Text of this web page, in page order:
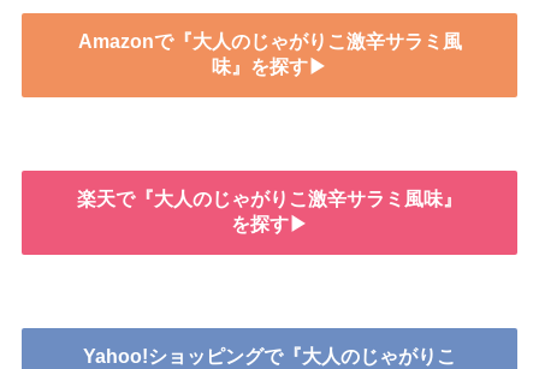
Amazonで『大人のじゃがりこ激辛サラミ風
味』を探す▶
楽天で『大人のじゃがりこ激辛サラミ風味』
を探す▶
Yahoo!ショッピングで『大人のじゃがりこ